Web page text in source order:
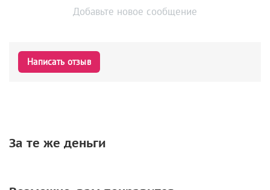
Добавьте новое сообщение
Написать отзыв
За те же деньги